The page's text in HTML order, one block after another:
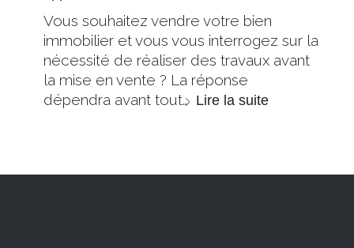
Vous souhaitez vendre votre bien
immobilier et vous vous interrogez sur la
nécessité de réaliser des travaux avant
la mise en vente ? La réponse
dépendra avant tout… Lire la suite